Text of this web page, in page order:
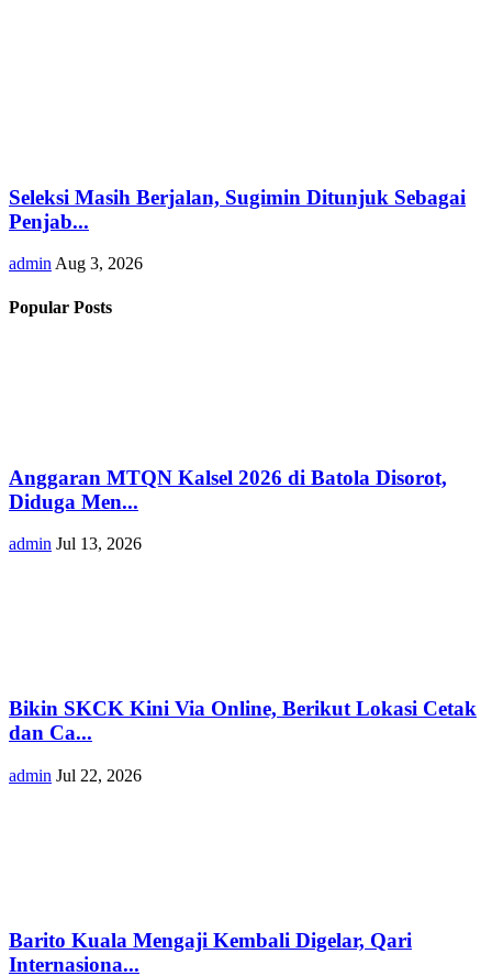
Seleksi Masih Berjalan, Sugimin Ditunjuk Sebagai
Penjab...
adminAug 3, 2026
Popular Posts
Anggaran MTQN Kalsel 2026 di Batola Disorot,
Diduga Men...
admin Jul 13, 2026
Bikin SKCK Kini Via Online, Berikut Lokasi Cetak
dan Ca...
admin Jul 22, 2026
Barito Kuala Mengaji Kembali Digelar, Qari
Internasiona...